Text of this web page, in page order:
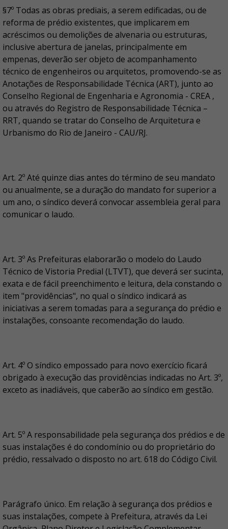
§7º Todas as obras prediais, a serem edificadas, ou de
reforma de prédio existentes, que implicarem em
acréscimos ou demolições de alvenaria ou estruturas,
inclusive abertura de janelas, principalmente em
empenas, deverão ser objeto de acompanhamento
técnico de engenheiros ou arquitetos, promovendo-se as
Anotações de Responsabilidade Técnica (ART), junto ao
Conselho Regional de Engenharia e Agronomia - CREA ,
ou através do Registro de Responsabilidade Técnica –
RRT, quando se tratar do Conselho de Arquitetura e
Urbanismo do Rio de Janeiro - CAU/RJ.
Art. 2º Até quinze dias antes do término de seu mandato
ou anualmente, se a duração do mandato for superior a
um ano, o síndico deverá convocar assembleia geral para
comunicar o laudo.
Art. 3º As Prefeituras elaborarão o modelo do Laudo
Técnico de Vistoria Predial (LTVT), que deverá ser sucinta,
exata e de fácil preenchimento e leitura, dela constando o
item "providências", no qual o síndico indicará as
iniciativas a serem tomadas para a segurança do prédio e
instalações, consoante recomendação do laudo.
Art. 4º O síndico empossado para novo exercício ficará
obrigado à execução das providências indicadas no Art. 3º,
exceto as inadiáveis, que caberão ao síndico em gestão.
Art. 5º A responsabilidade pela segurança dos prédios e de
suas instalações é do condomínio ou do proprietário do
prédio, ressalvado o disposto no art. 618 do Código Civil.
Parágrafo único. Em relação à segurança dos prédios e
suas instalações, compete à Prefeitura, através da Lei